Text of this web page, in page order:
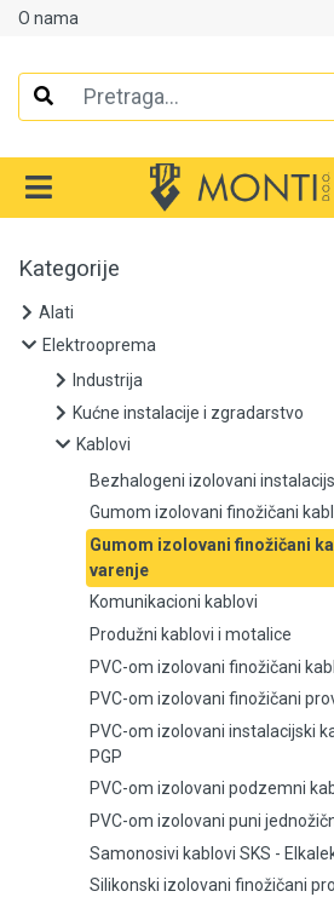
O nama
Alati
Kablovi
Bezhalogeni izolovani instalacijski
Gumom izolovani finožičani kablovi
Gumom izolovani finožičani
Komunikacioni kablovi
Produžni kablovi i motalice
PVC-om izolovani finožičani
PVC-om izolovani finožičani
PVC-om izolovani instalacijski
PVC-om izolovani podzemni
PVC-om izolovani puni jednožični
Kategorije
Alati
Elektrooprema
Industrija
Kućne instalacije i zgradarstvo
Kablovi
Bezhalogeni izolovani
Gumom izolovani finožičani
Gumom izolovani finožičani
varenje
Komunikacioni kablovi
Produžni kablovi i motalice
PVC-om izolovani finožičani
PVC-om izolovani finožičani
PVC-om izolovani instalacijski
PGP
PVC-om izolovani podzemni
PVC-om izolovani puni
Samonosivi kablovi SKS -
Silikonski izolovani finožičani